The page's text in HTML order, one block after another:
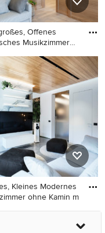
Offenes
Musikzimmer
Offenes
Musikzimmer
mit blauer
Laminat,
braunem
und Tapetenwänden
Kleines Modernes
ohne Kamin m
Kleines Modernes
ohne Kamin